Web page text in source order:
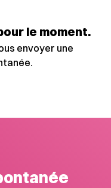
le moment.
envoyer une